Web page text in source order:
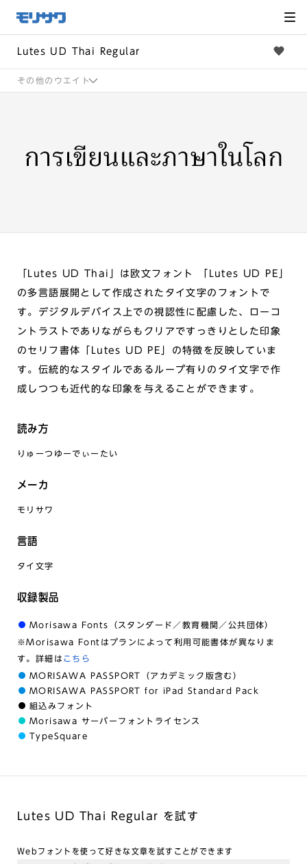
メ
ニュー
飛ばし
へ移動
Lutes UD Thai Regular
その他のウエイト
「Lutes UD Thai」は欧文フォント 「Lutes UD PE」
の多言語展開として作成されたタイ文字のフォントで
す。デジタルデバイス上での視認性に配慮した、ローコ
ントラストでありながらもクリアですっきりとした印象
のセリフ書体「Lutes UD PE」の特徴を反映していま
す。伝統的なスタイルであるループ有りのタイ文字で作
成しつつも近代的な印象を与えることができます。
読み方
りゅーつゆーでぃーたい
メーカ
モリサワ
言語
タイ文字
収録製品
Morisawa Fonts（スタンダード／教育機関／公共団体）
※Morisawa Fontはプランによって利用可能書体が異なりま
す。詳細は こちら
MORISAWA PASSPORT（アカデミック版含む）
MORISAWA PASSPORT for iPad Standard Pack
組込みフォント
Morisawa サーバーフォントライセンス
TypeSquare
Lutes UD Thai Regular を試す
Webフォントを使って好きな文章を試すことができます